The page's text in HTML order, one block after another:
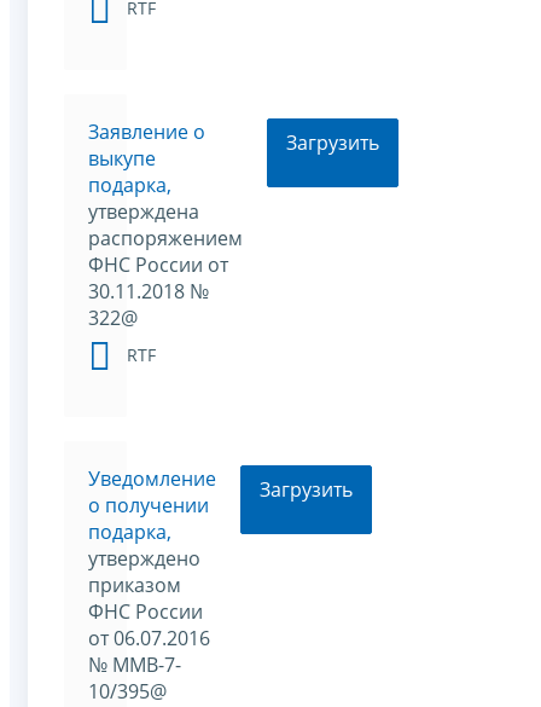
RTF
Заявление о
выкупе
подарка,
утверждена
распоряжением
ФНС России от
30.11.2018 №
322@
RTF
Загрузить
Уведомление
о получении
подарка,
утверждено
приказом
ФНС России
от 06.07.2016
№ ММВ-7-
10/395@
Загрузить